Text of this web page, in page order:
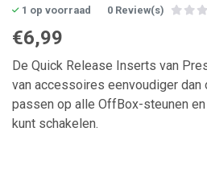
1 op voorraad 0 Review(s)
€6,99
De Quick Release Inserts van
van accessoires eenvoudiger
passen op alle OffBox-steunen
kunt schakelen.